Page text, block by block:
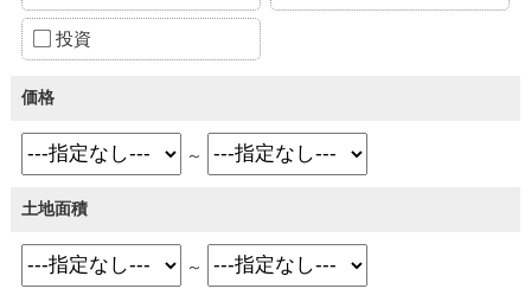
投資
価格
～
土地面積
～